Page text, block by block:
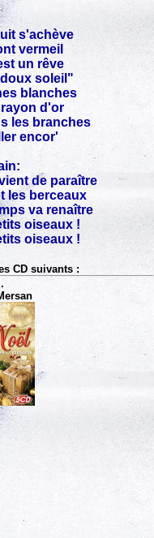
s'achève
vermeil
un rêve
soleil"
blanches
d'or
les branches
encor'
de paraître
les berceaux
va renaître
oiseaux !
oiseaux !
CD suivants :